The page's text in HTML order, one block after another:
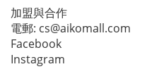
加盟與合作
電郵: cs@aikomall.com
Facebook
Instagram